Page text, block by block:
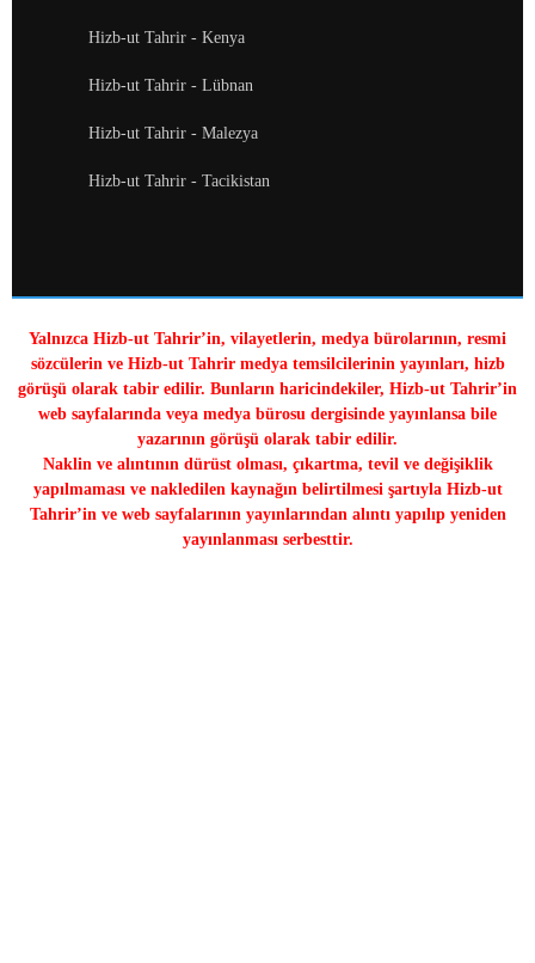
Hizb-ut Tahrir - Kenya
Hizb-ut Tahrir - Lübnan
Hizb-ut Tahrir - Malezya
Hizb-ut Tahrir - Tacikistan
Yalnızca Hizb-ut Tahrir’in, vilayetlerin, medya bürolarının, resmi
sözcülerin ve Hizb-ut Tahrir medya temsilcilerinin yayınları, hizb
görüşü olarak tabir edilir. Bunların haricindekiler, Hizb-ut Tahrir’in
web sayfalarında veya medya bürosu dergisinde yayınlansa bile
yazarının görüşü olarak tabir edilir.
Naklin ve alıntının dürüst olması, çıkartma, tevil ve değişiklik
yapılmaması ve nakledilen kaynağın belirtilmesi şartıyla Hizb-ut
Tahrir’in ve web sayfalarının yayınlarından alıntı yapılıp yeniden
yayınlanması serbesttir.